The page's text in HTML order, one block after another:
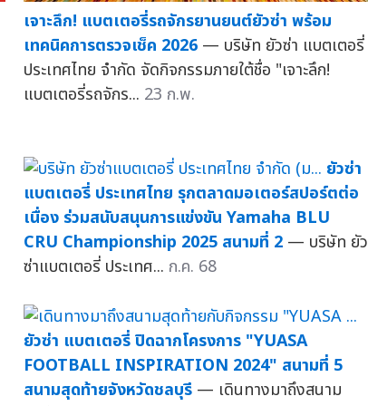
เจาะลึก! แบตเตอรี่รถจักรยานยนต์ยัวซ่า พร้อม
เทคนิคการตรวจเช็ค 2026 — บริษัท ยัวซ่า แบตเตอรี่
ประเทศไทย จำกัด จัดกิจกรรมภายใต้ชื่อ "เจาะลึก!
แบตเตอรี่รถจักร... 23 ก.พ.
ยัวซ่า
แบตเตอรี่ ประเทศไทย รุกตลาดมอเตอร์สปอร์ตต่อ
เนื่อง ร่วมสนับสนุนการแข่งขัน Yamaha BLU
CRU Championship 2025 สนามที่ 2 — บริษัท ยัว
ซ่าแบตเตอรี่ ประเทศ... ก.ค. 68
ยัวซ่า แบตเตอรี่ ปิดฉากโครงการ "YUASA
FOOTBALL INSPIRATION 2024" สนามที่ 5
สนามสุดท้ายจังหวัดชลบุรี — เดินทางมาถึงสนาม